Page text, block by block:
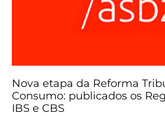
Nova etapa da Reforma
Consumo: publicados os
IBS e CBS